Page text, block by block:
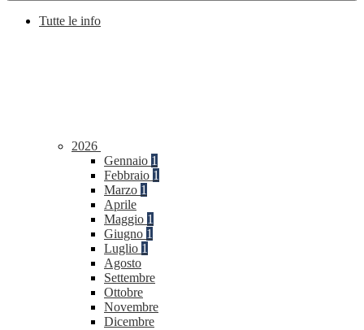
Tutte le info
2026
Gennaio 1
Febbraio 1
Marzo 1
Aprile
Maggio 1
Giugno 1
Luglio 1
Agosto
Settembre
Ottobre
Novembre
Dicembre